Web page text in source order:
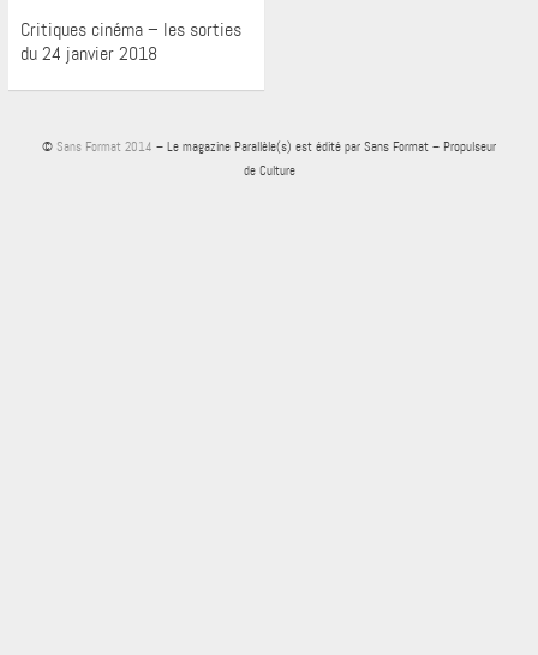
Critiques cinéma – les sorties
du 24 janvier 2018
© Sans Format 2014 – Le magazine Parallèle(s) est édité par Sans Format – Propulseur
de Culture